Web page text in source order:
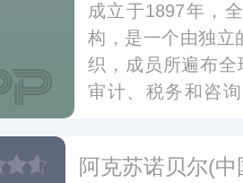
成立于1897年，
构，是一个由独立
织，成员所遍布
审计、税务和咨
港，至今在全国30
阿克苏诺贝尔(